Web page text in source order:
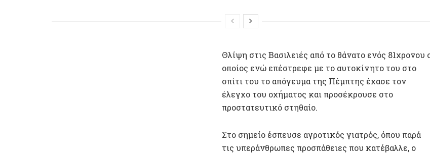
Θλίψη στις Βασιλειές από το θάνατο ενός 81χρονου
οποίος ενώ επέστρεφε με το αυτοκίνητο του στο
σπίτι του το απόγευμα της Πέμπτης έχασε τον
έλεγχο του οχήματος και προσέκρουσε στο
προστατευτικό στηθαίο.
Στο σημείο έσπευσε αγροτικός γιατρός, όπου παρά
τις υπεράνθρωπες προσπάθειες που κατέβαλλε, ο